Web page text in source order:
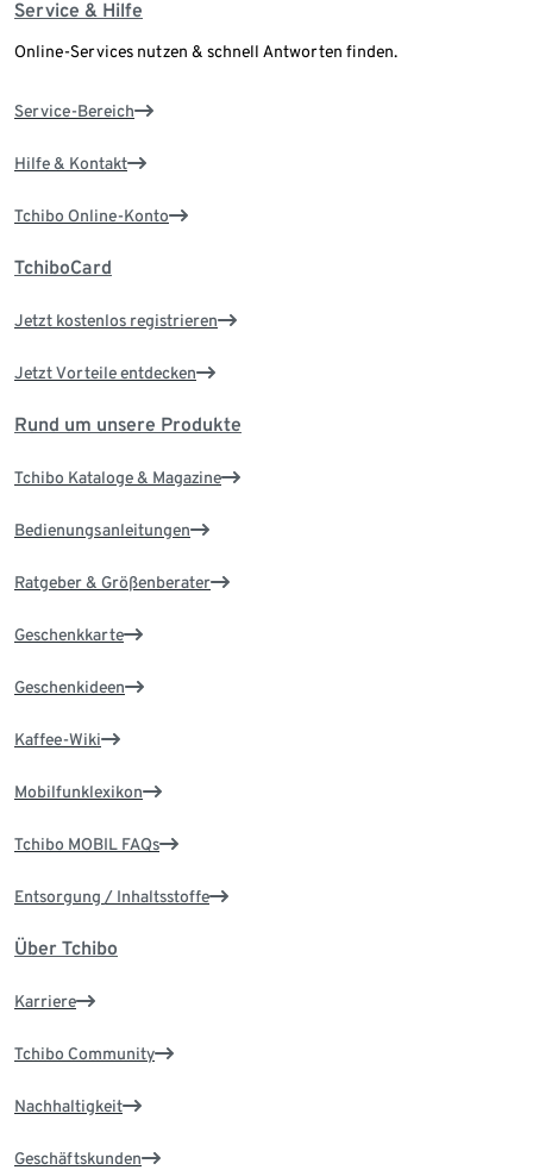
Service & Hilfe
Online-Services nutzen & schnell Antworten finden.
Service-Bereich
Hilfe & Kontakt
Tchibo Online-Konto
TchiboCard
Jetzt kostenlos registrieren
Jetzt Vorteile entdecken
Rund um unsere Produkte
Tchibo Kataloge & Magazine
Bedienungsanleitungen
Ratgeber & Größenberater
Geschenkkarte
Geschenkideen
Kaffee-Wiki
Mobilfunklexikon
Tchibo MOBIL FAQs
Entsorgung / Inhaltsstoffe
Über Tchibo
Karriere
Tchibo Community
Nachhaltigkeit
Geschäftskunden